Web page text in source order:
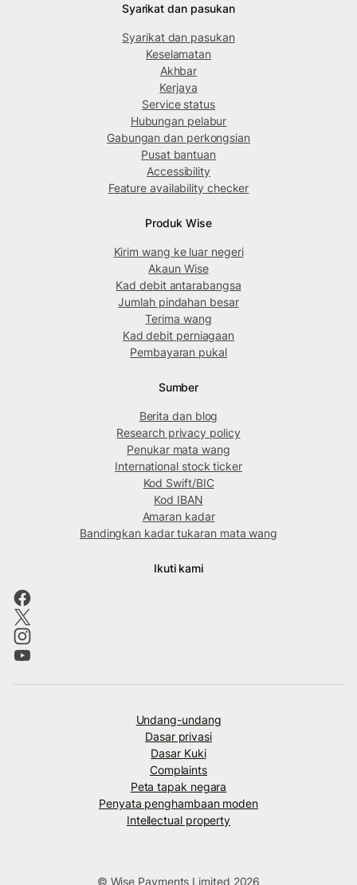
Syarikat dan pasukan
Syarikat dan pasukan
Keselamatan
Akhbar
Kerjaya
Service status
Hubungan pelabur
Gabungan dan perkongsian
Pusat bantuan
Accessibility
Feature availability checker
Produk Wise
Kirim wang ke luar negeri
Akaun Wise
Kad debit antarabangsa
Jumlah pindahan besar
Terima wang
Kad debit perniagaan
Pembayaran pukal
Sumber
Berita dan blog
Research privacy policy
Penukar mata wang
International stock ticker
Kod Swift/BIC
Kod IBAN
Amaran kadar
Bandingkan kadar tukaran mata wang
Ikuti kami
Undang-undang
Dasar privasi
Dasar Kuki
Complaints
Peta tapak negara
Penyata penghambaan moden
Intellectual property
© Wise Payments Limited 2026